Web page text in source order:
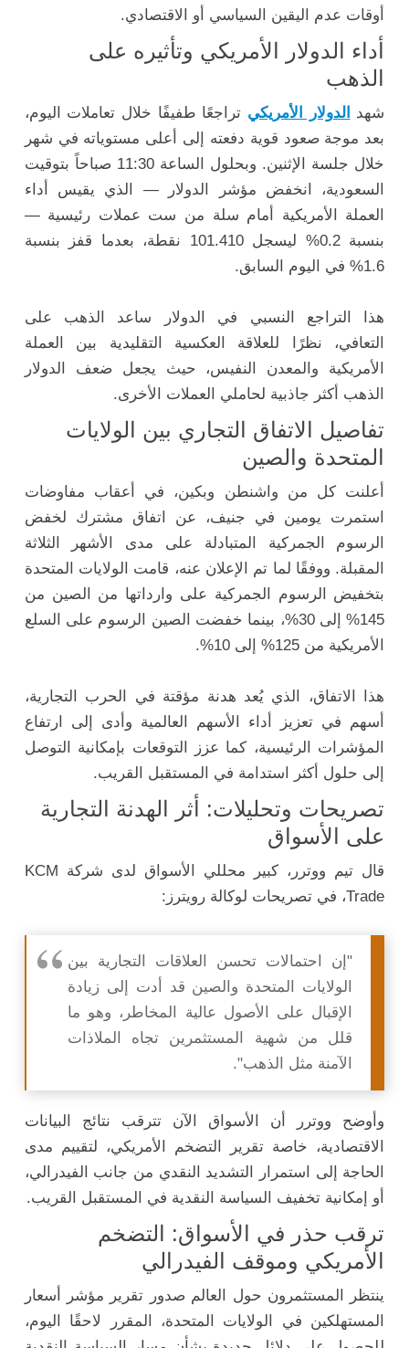
أوقات عدم اليقين السياسي أو الاقتصادي.
أداء الدولار الأمريكي وتأثيره على
الذهب
شهد الدولار الأمريكي تراجعًا طفيفًا خلال تعاملات
اليوم،
بعد موجةصعود قوية دفعته إلى أعلى مستوياته في شهر
خلال جلسة الإثنين. وبحلول الساعة 11:30 صباحاً بتوقيت
السعودية،
انخفض مؤشر الدولار — الذي يقيس
أداء
العملة
الأمريكية أمام سلة من ست عملات رئيسية —
بنسبة0.2% ليسجل101.410 نقطة، بعدما قفز بنسبة
1.6%
في اليوم السابق.
هذا التراجع النسبي في الدولار ساعد الذهب على
التعافي، نظرًا للعلاقة العكسية التقليدية بين
العملة
الأمريكية والمعدن النفيس، حيث يجعلضعف
الدولار
الذهب أكثر جاذبية لحاملي العملات الأخرى.
تفاصيل الاتفاق التجاري بين الولايات
المتحدة والصين
أعلنت كل من واشنطن وبكين، في أعقاب مفاوضات
استمرت يومين في جنيف، عن اتفاق مشترك لخفض
الرسوم
الجمركية المتبادلة على مدى الأشهر
الثلاثة
المقبلة. ووفقًا لما تم الإعلان عنه، قامت الولايات
المتحدة
بتخفيض
الرسوم الجمركية على وارداتها من الصين من
145%
إلى30%، بينما خفضت الصين الرسوم على
السلع
الأمريكية من 125% إلى 10%.
هذا الاتفاق، الذي يُعد هدنة مؤقتة في الحرب
التجارية،
أسهم في تعزيز أداء الأسهم العالمية وأدى إلى
ارتفاع
المؤشرات
الرئيسية، كما عزز التوقعات بإمكانية
التوصل
إلى حلول أكثر استدامة في المستقبل القريب.
تصريحات وتحليلات: أثر الهدنة التجارية
على الأسواق
قال تيم ووترر ، كبير محللي الأسواق لدى شركة KCM
Trade، في تصريحات لوكالة رويترز:
"إن احتمالات تحسن العلاقات التجارية بين
الولايات
المتحدة والصين قد أدت إلىزيادة
الإقبال على الأصول عالية المخاطر، وهو ما
قلل من شهية المستثمرين تجاه
الملاذات
الآمنة مثل الذهب".
وأوضح ووترر أن الأسواق الآنتترقب نتائج
البيانات
الاقتصادية، خاصة تقرير التضخم الأمريكي، لتقييم مدى
الحاجة
إلى استمرار التشديد النقدي من جانب
الفيدرالي،
أو
إمكانية تخفيف السياسة النقدية في المستقبل القريب.
ترقب حذر في الأسواق: التضخم
الأمريكي وموقف الفيدرالي
ينتظر المستثمرون حول العالمصدور تقرير مؤشر
أسعار
المستهلكين في الولايات المتحدة، المقرر لاحقًا
اليوم،